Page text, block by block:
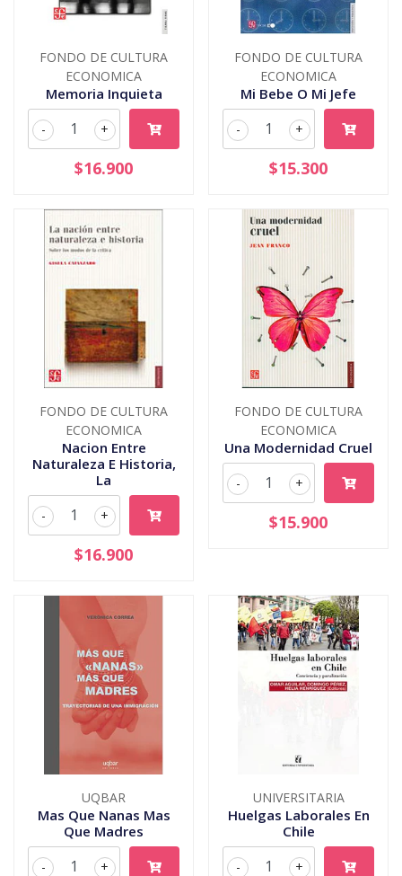
FONDO DE CULTURA
ECONOMICA
Memoria Inquieta
+
-
$16.900
FONDO DE CULTURA
ECONOMICA
Mi Bebe O Mi Jefe
+
-
$15.300
FONDO DE CULTURA
ECONOMICA
Nacion Entre
Naturaleza E Historia,
La
+
-
$16.900
FONDO DE CULTURA
ECONOMICA
Una Modernidad Cruel
+
-
$15.900
UQBAR
Mas Que Nanas Mas
Que Madres
+
-
UNIVERSITARIA
Huelgas Laborales En
Chile
+
-